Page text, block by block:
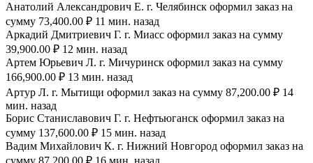
Анатолий Александрович Е. г. Челябинск оформил заказ на
сумму 73,400.00 ₽ 11 мин. назад
Аркадий Дмитриевич Г. г. Миасс оформил заказ на сумму
39,900.00 ₽ 12 мин. назад
Артем Юрьевич Л. г. Мичуринск оформил заказ на сумму
166,900.00 ₽ 13 мин. назад
Артур Л. г. Мытищи оформил заказ на сумму 87,200.00 ₽ 14
мин. назад
Борис Станиславович Г. г. Нефтьюганск оформил заказ на
сумму 137,600.00 ₽ 15 мин. назад
Вадим Михайлович К. г. Нижний Новгород оформил заказ на
сумму 87,200.00 ₽ 16 мин. назад